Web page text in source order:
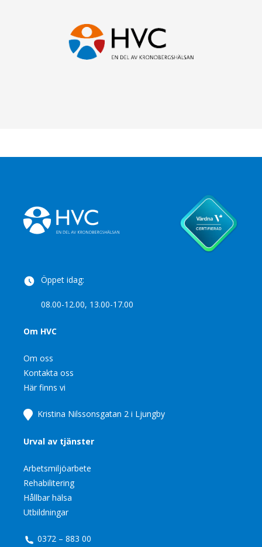
Öppet idag:
08.00-12.00, 13.00-17.00
Om HVC
Om oss
Kontakta oss
Här finns vi
Kristina Nilssonsgatan 2 i Ljungby
Urval av tjänster
Arbetsmiljöarbete
Rehabilitering
Hållbar hälsa
Utbildningar
0372 – 883 00